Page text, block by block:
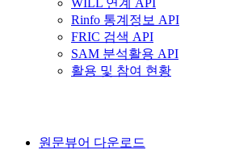
WILL 연계 API
Rinfo 통계정보 API
FRIC 검색 API
SAM 분석활용 API
활용 및 참여 현황
원문뷰어 다운로드